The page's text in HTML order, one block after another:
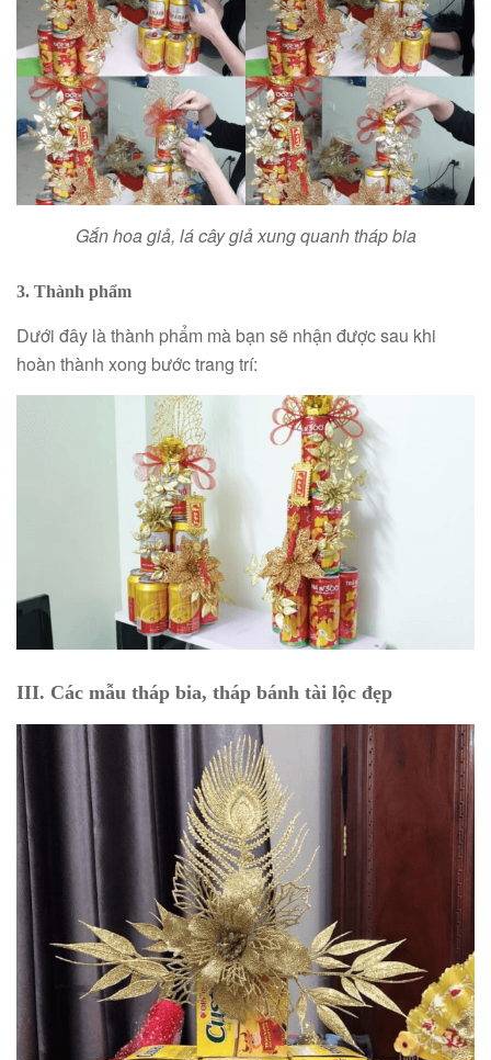
Gắn hoa giả, lá cây giả xung quanh tháp bia
3. Thành phẩm
Dưới đây là thành phẩm mà bạn sẽ nhận được sau khi
hoàn thành xong bước trang trí:
III. Các mẫu tháp bia, tháp bánh tài lộc đẹp